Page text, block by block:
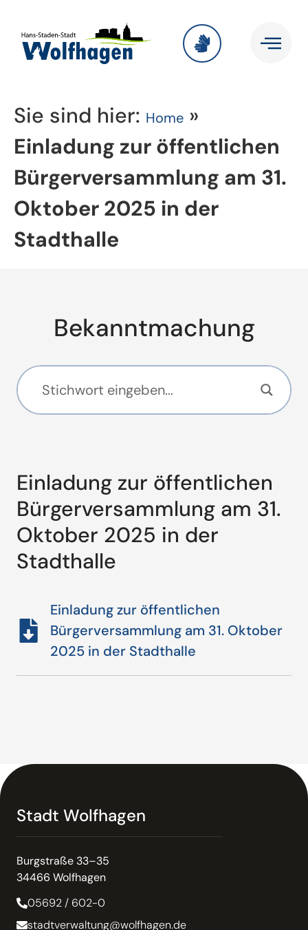
Sie sind hier: Home »
Einladung zur öffentlichen
Bürgerversammlung am 31.
Oktober 2025 in der
Stadthalle
Bekanntmachung
Einladung zur öffentlichen
Bürgerversammlung am 31.
Oktober 2025 in der
Stadthalle
Einladung zur öffentlichen
Bürgerversammlung am 31. Oktober
2025 in der Stadthalle
Stadt Wolfhagen
Burgstraße 33–35
34466 Wolfhagen
05692 / 602-0
stadtverwaltung@wolfhagen.de